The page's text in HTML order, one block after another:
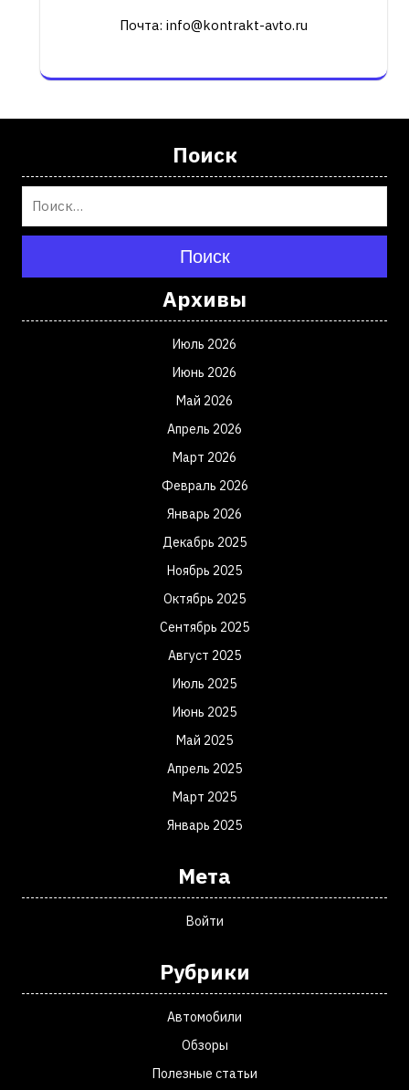
Почта: info@kontrakt-avto.ru
Поиск
Поиск
Архивы
Июль 2026
Июнь 2026
Май 2026
Апрель 2026
Март 2026
Февраль 2026
Январь 2026
Декабрь 2025
Ноябрь 2025
Октябрь 2025
Сентябрь 2025
Август 2025
Июль 2025
Июнь 2025
Май 2025
Апрель 2025
Март 2025
Январь 2025
Мета
Войти
Рубрики
Автомобили
Обзоры
Полезные статьи